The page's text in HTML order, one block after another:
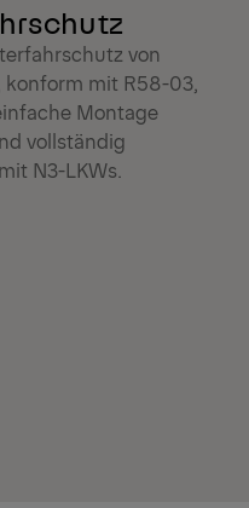
von
konform mit R58-03,
Montage
vollständig
N3-LKWs.